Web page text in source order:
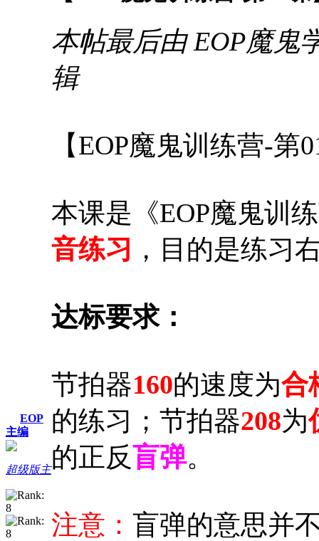
EOP
主编
超级版主
本帖最后由 EOP魔鬼
辑
【EOP魔鬼训练营-
本课是《EOP魔鬼训
音练习 ，目的是练习
达标要求：
节拍器160的速度为合
的练习；节拍器208为
的正反盲弹。
注意： 盲弹的意思并